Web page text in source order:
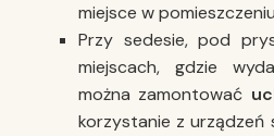
miejsce w
Przy sedesie, pod
miejscach, gdzie
można zamontować
korzystanie z urządzeń